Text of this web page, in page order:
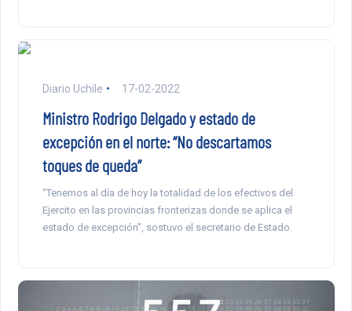
Diario Uchile 17-02-2022
Ministro Rodrigo Delgado y estado de
excepción en el norte: “No descartamos
toques de queda”
“Tenemos al día de hoy la totalidad de los efectivos del
Ejercito en las provincias fronterizas donde se aplica el
estado de excepción”, sostuvo el secretario de Estado.